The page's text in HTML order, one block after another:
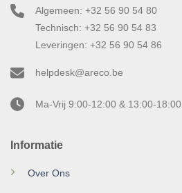
Informatie
Over Ons
Algemeen: +32 56 90 54 80
Technisch: +32 56 90 54 83
Leveringen: +32 56 90 54 86
helpdesk@areco.be
Ma-Vrij 9:00-12:00 & 13:00-18:00